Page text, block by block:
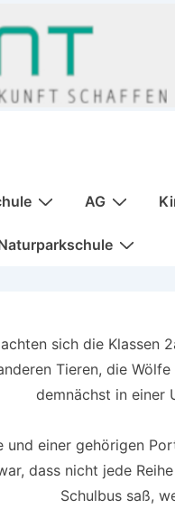
AG
sich die Klassen
Tieren, die
demnächst in einer
einer gehörigen
dass nicht jede
Schulbus saß,